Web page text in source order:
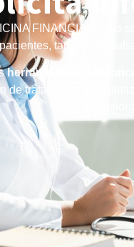
FINANCIADA, no
también
herramientas de
de tratamientos y